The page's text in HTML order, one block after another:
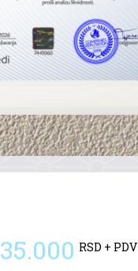
35.000 RSD + PDV